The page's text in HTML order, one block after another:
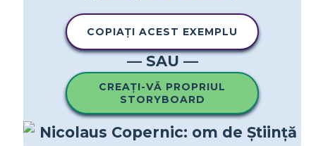
COPIAȚI ACEST EXEMPLU
— SAU —
CREAȚI-VĂ PROPRIUL
STORYBOARD